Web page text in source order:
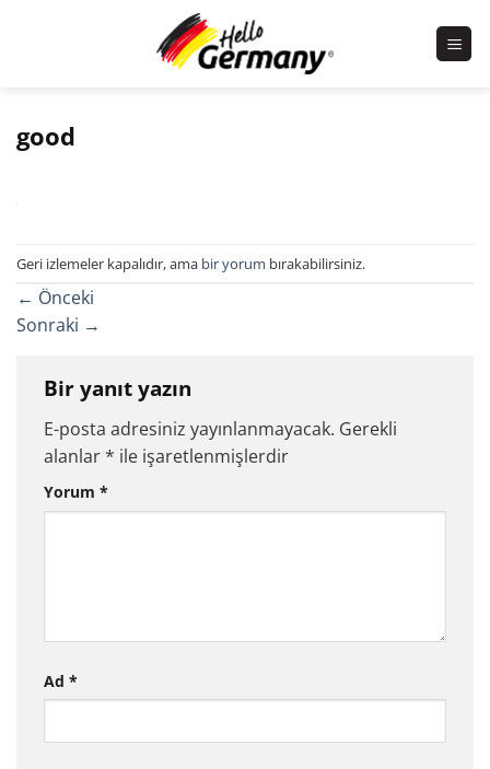
good
Geri izlemeler kapalıdır, ama bir yorum bırakabilirsiniz.
← Önceki
Sonraki →
Bir yanıt yazın
E-posta adresiniz yayınlanmayacak. Gerekli
alanlar* ile işaretlenmişlerdir
Yorum *
Ad *